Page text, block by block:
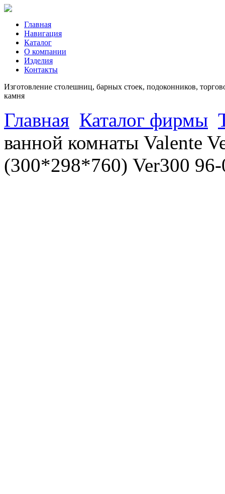
Главная
Навигация
Каталог
О компании
Изделия
Контакты
Изготовление столешниц, барных стоек, подоконников,
камня
Главная Каталог фирмы
ванной комнаты Valente
(300*298*760) Ver300